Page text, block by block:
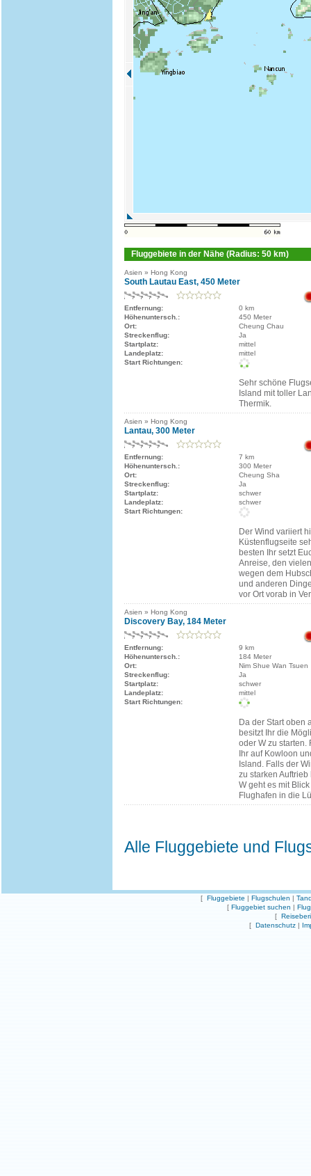
Fluggebiete in der Nähe (Radius: 50 km)
Asien » Hong Kong
South Lautau East, 450 Meter
Entfernung:
0 km
Höhenuntersch.:
450 Meter
Ort:
Cheung Chau
Streckenflug:
Ja
Startplatz:
mittel
Landeplatz:
mittel
Start Richtungen:
Sehr schöne
Island mit toller
Thermik.
Asien » Hong Kong
Lantau, 300 Meter
Entfernung:
7 km
Höhenuntersch.:
300 Meter
Ort:
Cheung Sha
Streckenflug:
Ja
Startplatz:
schwer
Landeplatz:
schwer
Start Richtungen:
Der Wind variiert
Küstenflugseite
besten Ihr setzt
Anreise, den
wegen dem
und anderen
vor Ort vorab in
Asien » Hong Kong
Discovery Bay, 184 Meter
Entfernung:
9 km
Höhenuntersch.:
184 Meter
Ort:
Nim Shue Wan Tsuen
Streckenflug:
Ja
Startplatz:
schwer
Landeplatz:
mittel
Start Richtungen:
Da der Start oben
besitzt Ihr die
oder W zu starten.
Ihr auf Kowloon
Island. Falls der
zu starken
W geht es mit
Flughafen in die
Alle Fluggebiete und
[ Fluggebiete | Flugschulen |
[ Fluggebiet suchen |
[
[ Datenschutz |